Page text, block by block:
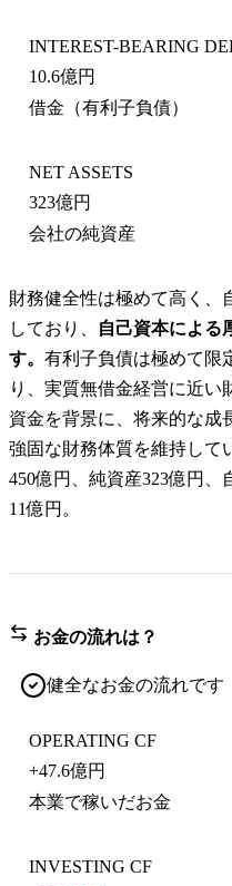
INTEREST-BEARING
10.6億円
借金（有利子負債）
NET ASSETS
323億円
会社の純資産
財務健全性は極めて高く、
しており、
自己資本による
す。 有利子負債は極めて限
り、実質無借金経営に近い
資金を背景に、将来的な成
強固な財務体質を維持して
450億円、純資産323億円、
11億円。
お金の流れは？
健全なお金の流れです
OPERATING CF
+47.6億円
本業で稼いだお金
INVESTING CF